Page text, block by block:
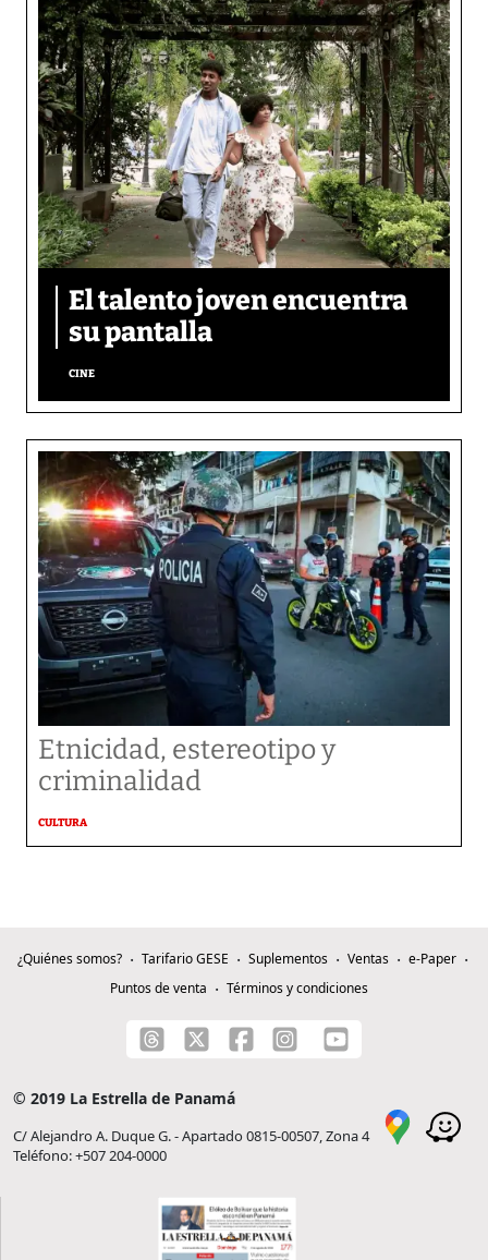
El talento joven encuentra
su pantalla​
CINE
Etnicidad, estereotipo y
criminalidad
CULTURA
¿Quiénes somos? Tarifario GESE Suplementos Ventas
e-Paper
Puntos de venta
Términos y condiciones
© 2019 La Estrella de Panamá
C/ Alejandro A. Duque G. - Apartado 0815-00507, Zona 4
Teléfono: +507 204-0000